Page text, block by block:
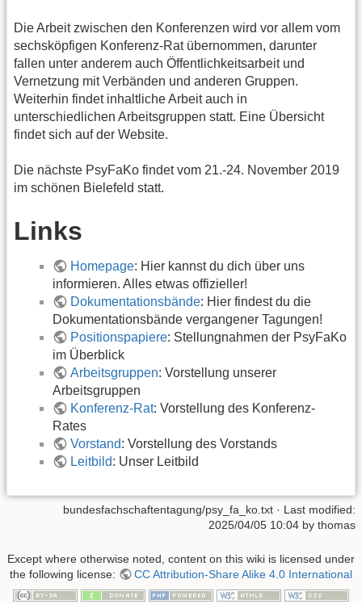
Die Arbeit zwischen den Konferenzen wird vor allem vom
sechsköpfigen Konferenz-Rat übernommen, darunter
fallen unter anderem auch Öffentlichkeitsarbeit und
Vernetzung mit Verbänden und anderen Gruppen.
Weiterhin findet inhaltliche Arbeit auch in
unterschiedlichen Arbeitsgruppen statt. Eine Übersicht
findet sich auf der Website.
Die nächste PsyFaKo findet vom 21.-24. November 2019
im schönen Bielefeld statt.
Links
Homepage: Hier kannst du dich über uns
informieren. Alles etwas offizieller!
Dokumentationsbände: Hier findest du die
Dokumentationsbände vergangener Tagungen!
Positionspapiere: Stellungnahmen der PsyFaKo
im Überblick
Arbeitsgruppen: Vorstellung unserer
Arbeitsgruppen
Konferenz-Rat: Vorstellung des Konferenz-
Rates
Vorstand: Vorstellung des Vorstands
Leitbild: Unser Leitbild
bundesfachschaftentagung/psy_fa_ko.txt · Last modified:
2025/04/05 10:04 by thomas
Except where otherwise noted, content on this wiki is licensed under
the following license:
CC Attribution-Share Alike 4.0 International